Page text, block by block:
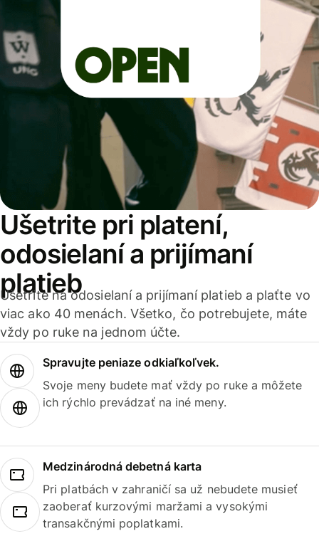
Ušetrite pri platení,
odosielaní a prijímaní
platieb
Ušetrite na odosielaní a prijímaní platieb a plaťte vo
viac ako 40 menách. Všetko, čo potrebujete, máte
vždy po ruke na jednom účte.
Spravujte peniaze odkiaľkoľvek.
Svoje meny budete mať vždy po ruke a môžete
ich rýchlo prevádzať na iné meny.
Medzinárodná debetná karta
Pri platbách v zahraničí sa už nebudete musieť
zaoberať kurzovými maržami a vysokými
transakčnými poplatkami.